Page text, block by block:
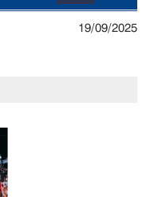
19/09/2025